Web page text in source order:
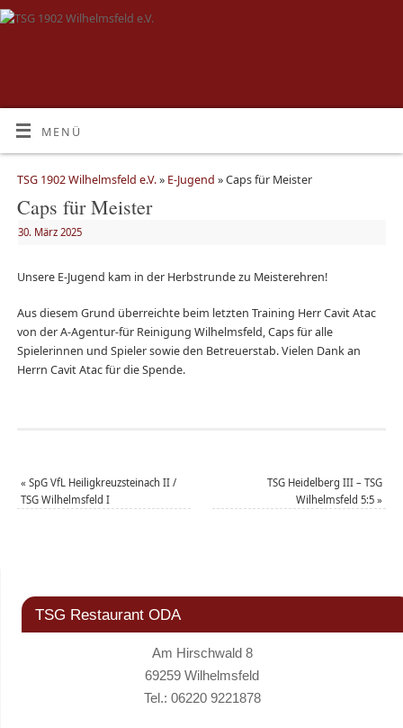
MENÜ
TSG 1902 Wilhelmsfeld e.V.» E-Jugend » Caps für Meister
Caps für Meister
30. März 2025
Unsere E-Jugend kam in der Herbstrunde zu Meisterehren!
Aus diesem Grund überreichte beim letzten Training Herr Cavit Atac
von der A-Agentur-für Reinigung Wilhelmsfeld, Caps für alle
Spielerinnen und Spieler sowie den Betreuerstab. Vielen Dank an
Herrn Cavit Atac für die Spende.
« SpG VfL Heiligkreuzsteinach II /
TSG Wilhelmsfeld I
TSG Heidelberg III – TSG
Wilhelmsfeld 5:5»
TSG Restaurant ODA
Am Hirschwald 8
69259 Wilhelmsfeld
Tel.: 06220 9221878